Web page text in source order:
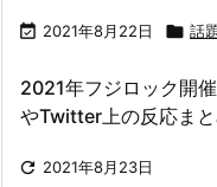
 2021年8月22日  話
2021年フジロック開
やTwitter上の反応ま
 2021年8月23日